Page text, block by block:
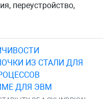
переустройство,
ИЗ СТАЛИ ДЛЯ
ДЛЯ ЭВМ